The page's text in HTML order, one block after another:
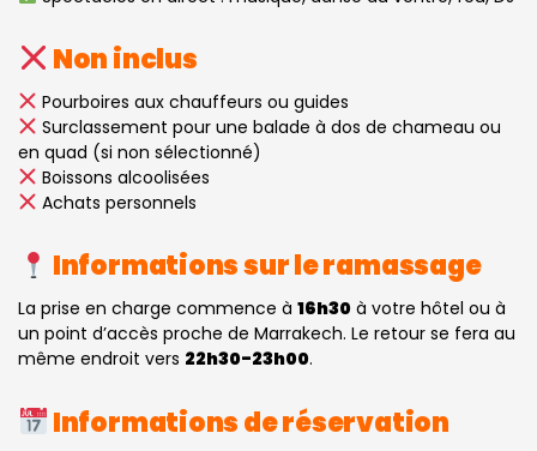
Non inclus
Pourboires aux chauffeurs ou guides
Surclassement pour une balade à dos de chameau ou
en quad (si non sélectionné)
Boissons alcoolisées
Achats personnels
Informations sur le ramassage
La prise en charge commence à 16h30 à votre hôtel ou à
un point d’accès proche de Marrakech. Le retour se fera au
même endroit vers 22h30-23h00.
Informations de réservation